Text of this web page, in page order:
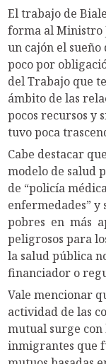
El trabajo de
forma al Ministro
un cajón el sueño
poco por
del Trabajo que
ámbito de las
pocos recursos y
tuvo poca
Cabe destacar
modelo de salud
de “policía
enfermedades”
pobres en más
peligrosos para
la salud pública
financiador o
Vale mencionar
actividad de las
mutual surge
inmigrantes que